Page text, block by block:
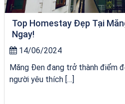
Top Homestay Đẹp Tại
Ngay!
14/06/2024
Măng Đen đang trở thành điểm
người yêu thích […]